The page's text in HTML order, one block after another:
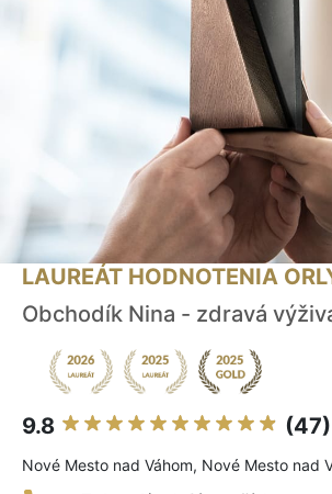
LAUREÁT HODNOTENIA
Obchodík Nina - zdravá
9.8 (47)
Nové Mesto nad Váhom, Nové Mesto nad